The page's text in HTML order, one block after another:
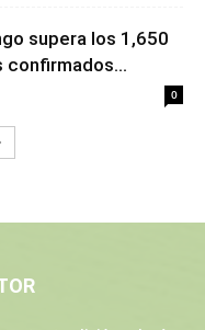
supera los 1,650
0